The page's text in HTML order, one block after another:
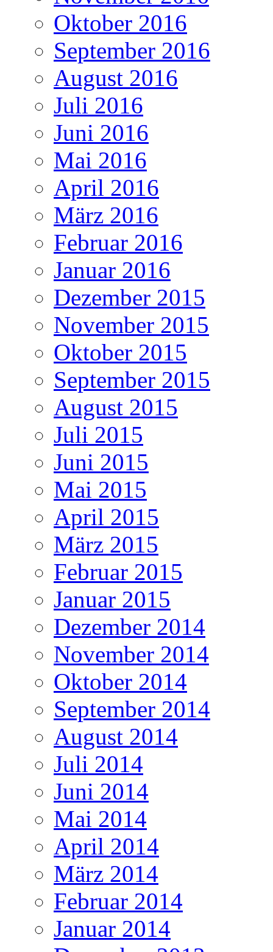
Oktober 2016
September 2016
August 2016
Juli 2016
Juni 2016
Mai 2016
April 2016
März 2016
Februar 2016
Januar 2016
Dezember 2015
November 2015
Oktober 2015
September 2015
August 2015
Juli 2015
Juni 2015
Mai 2015
April 2015
März 2015
Februar 2015
Januar 2015
Dezember 2014
November 2014
Oktober 2014
September 2014
August 2014
Juli 2014
Juni 2014
Mai 2014
April 2014
März 2014
Februar 2014
Januar 2014